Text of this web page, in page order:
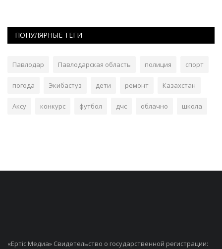
ПОПУЛЯРНЫЕ ТЕГИ
Павлодар Павлодарская область полиция спорт
погода Экибастуз дети ремонт Казахстан
Аксу конкурс футбол дчс облачно школа
«Ертiс Медиа» Свидетельство о государственной регистрации: